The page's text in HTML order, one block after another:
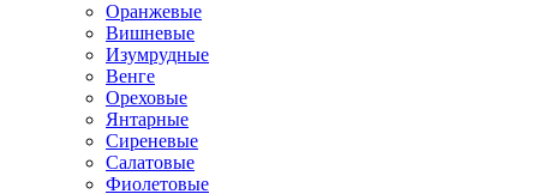
Оранжевые
Вишневые
Изумрудные
Венге
Ореховые
Янтарные
Сиреневые
Салатовые
Фиолетовые